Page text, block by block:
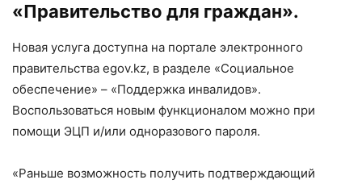
«Правительство для граждан».
Новая услуга доступна на портале электронного
правительства egov.kz, в разделе «Социальное
обеспечение» – «Поддержка инвалидов».
Воспользоваться новым функционалом можно при
помощи ЭЦП и/или одноразового пароля.
«Раньше возможность получить подтверждающий